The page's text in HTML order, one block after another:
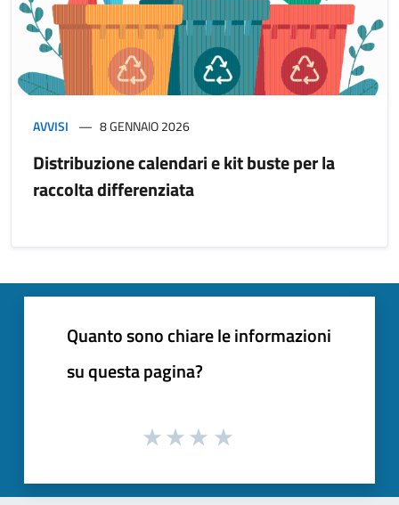
AVVISI 8 GENNAIO 2026
Distribuzione calendari e kit buste per la
raccolta differenziata
Quanto sono chiare le informazioni
su questa pagina?